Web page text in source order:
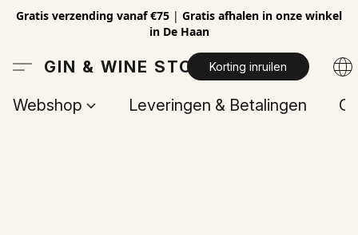
Gratis verzending vanaf €75 | Gratis afhalen in onze winkel
in De Haan
GIN & WINE STOREKorting inruilen
Webshop Leveringen & Betalingen